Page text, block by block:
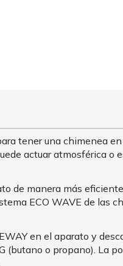
tener una chimenea
actuar atmosférica o
de manera más
ECO WAVE de las
en el aparato y
o propano). La